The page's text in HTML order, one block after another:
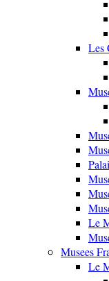
Les
Le
Musees
Le